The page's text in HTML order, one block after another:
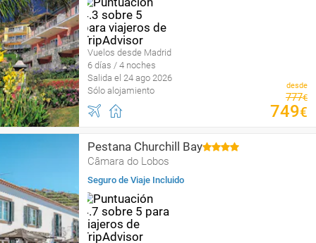
Vuelos desde Madrid
6 días / 4 noches
Salida el 24 ago 2026
Sólo alojamiento
desde
777€
749€
Pestana Churchill Bay
Câmara do Lobos
Seguro de Viaje Incluido